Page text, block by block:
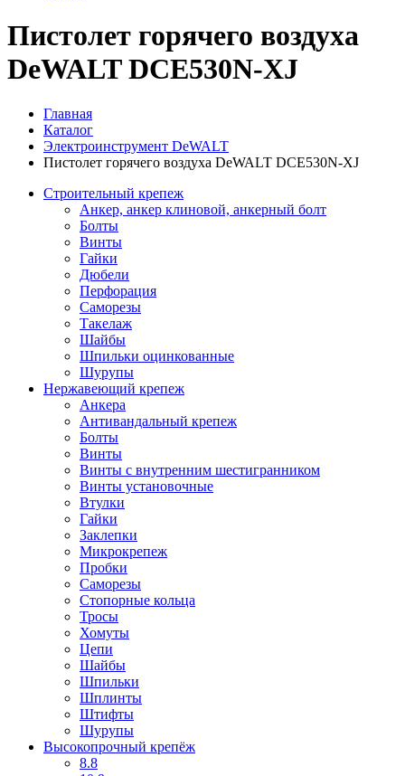
Пистолет горячего воздуха
DeWALT DCE530N-XJ
Главная
Каталог
Электроинструмент DeWALT
Пистолет горячего воздуха DeWALT DCE530N-XJ
Строительный крепеж
Анкер, анкер клиновой, анкерный болт
Болты
Винты
Гайки
Дюбели
Перфорация
Саморезы
Такелаж
Шайбы
Шпильки оцинкованные
Шурупы
Нержавеющий крепеж
Анкера
Антивандальный крепеж
Болты
Винты
Винты с внутренним шестигранником
Винты установочные
Втулки
Гайки
Заклепки
Микрокрепеж
Пробки
Саморезы
Стопорные кольца
Тросы
Хомуты
Цепи
Шайбы
Шпильки
Шплинты
Штифты
Шурупы
Высокопрочный крепёж
8.8